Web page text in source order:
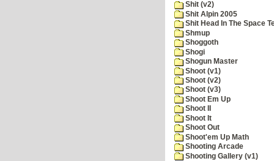
Shit (v2)
Shit Alpin 2005
Shit Head In The Space
Shmup
Shoggoth
Shogi
Shogun Master
Shoot (v1)
Shoot (v2)
Shoot (v3)
Shoot Em Up
Shoot II
Shoot It
Shoot Out
Shoot'em Up Math
Shooting Arcade
Shooting Gallery (v1)